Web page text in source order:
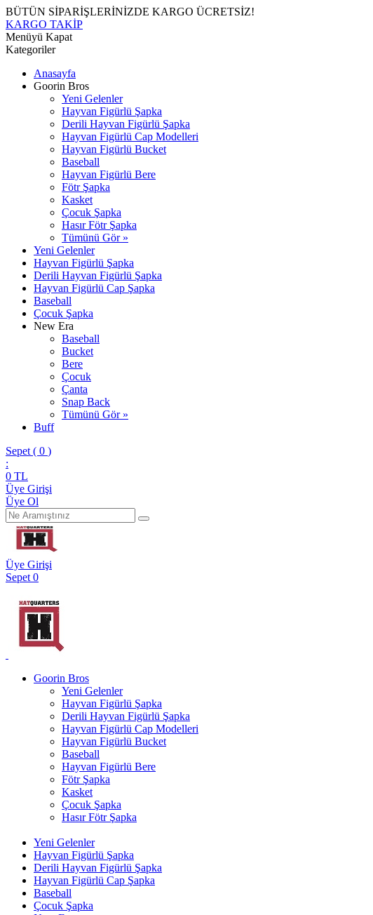
BÜTÜN SİPARİŞLERİNİZDE KARGO ÜCRETSİZ!
KARGO TAKİP
Menüyü Kapat
Kategoriler
Anasayfa
Goorin Bros
Yeni Gelenler
Hayvan Figürlü Şapka
Derili Hayvan Figürlü Şapka
Hayvan Figürlü Cap Modelleri
Hayvan Figürlü Bucket
Baseball
Hayvan Figürlü Bere
Fötr Şapka
Kasket
Çocuk Şapka
Hasır Fötr Şapka
Tümünü Gör »
Yeni Gelenler
Hayvan Figürlü Şapka
Derili Hayvan Figürlü Şapka
Hayvan Figürlü Cap Şapka
Baseball
Çocuk Şapka
New Era
Baseball
Bucket
Bere
Çocuk
Çanta
Snap Back
Tümünü Gör »
Buff
Sepet ( 0 )
:
0 TL
Üye Girişi
Üye Ol
Üye Girişi
Sepet 0
Goorin Bros
Yeni Gelenler
Hayvan Figürlü Şapka
Derili Hayvan Figürlü Şapka
Hayvan Figürlü Cap Modelleri
Hayvan Figürlü Bucket
Baseball
Hayvan Figürlü Bere
Fötr Şapka
Kasket
Çocuk Şapka
Hasır Fötr Şapka
Yeni Gelenler
Hayvan Figürlü Şapka
Derili Hayvan Figürlü Şapka
Hayvan Figürlü Cap Şapka
Baseball
Çocuk Şapka